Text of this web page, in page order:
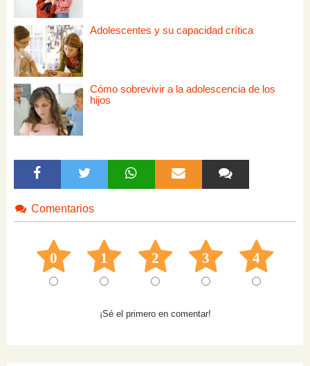
Adolescentes y su capacidad crítica
Cómo sobrevivir a la adolescencia de los
hijos
Comentarios
0 1 2 3 4
¡Sé el primero en comentar!